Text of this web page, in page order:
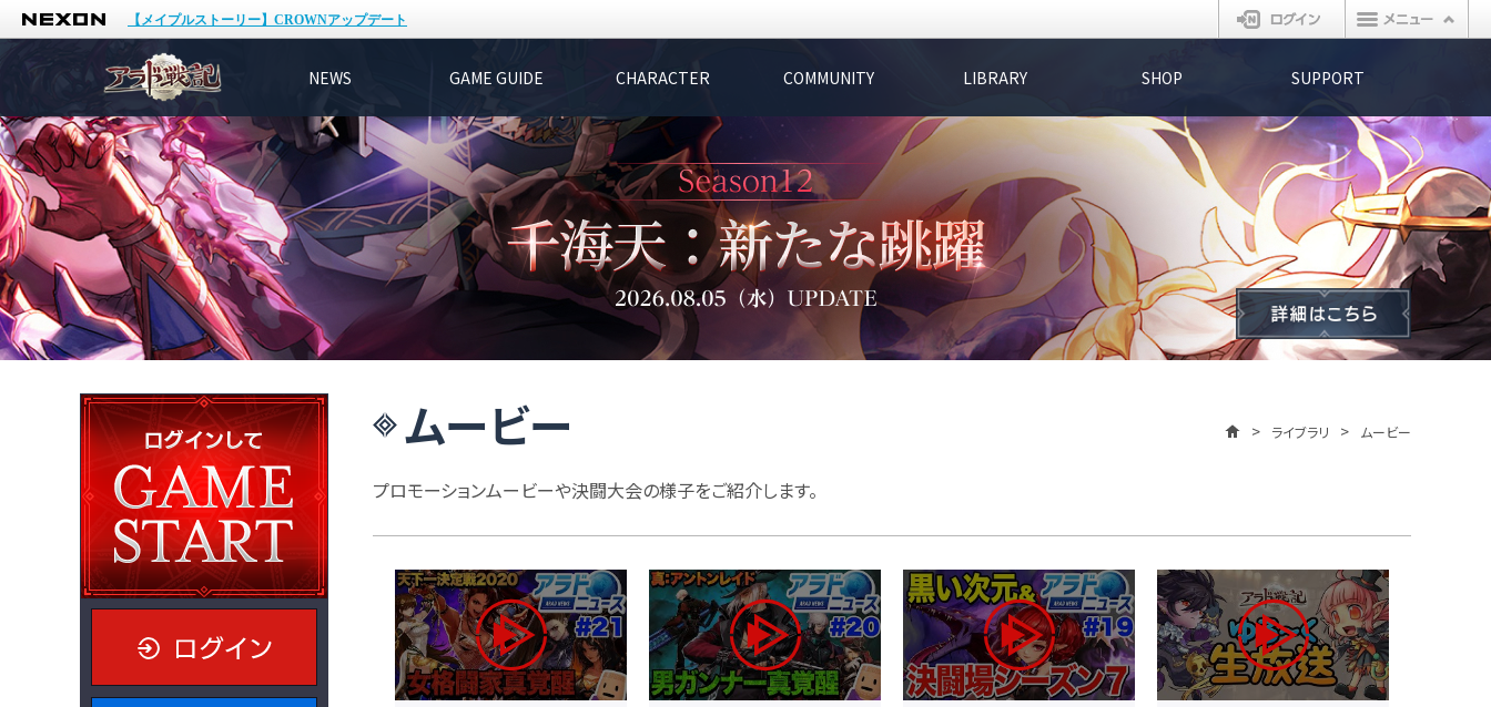
NEXON
【メイプルストーリー】CROWNアップデート
ログイン
NEWS GAME GUIDE CHARACTER COMMUNITY LIBRARY SHOP SUPPORT
ムービー ライブラリ ムービー
プロモーションムービーや決闘大会の様子をご紹介します。